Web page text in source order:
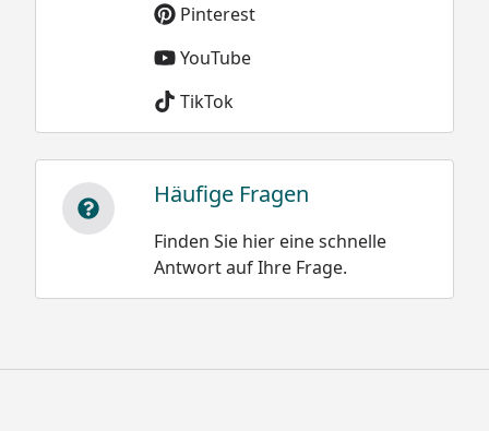
Pinterest
YouTube
TikTok
Häufige Fragen
Finden Sie hier eine schnelle
Antwort auf Ihre Frage.